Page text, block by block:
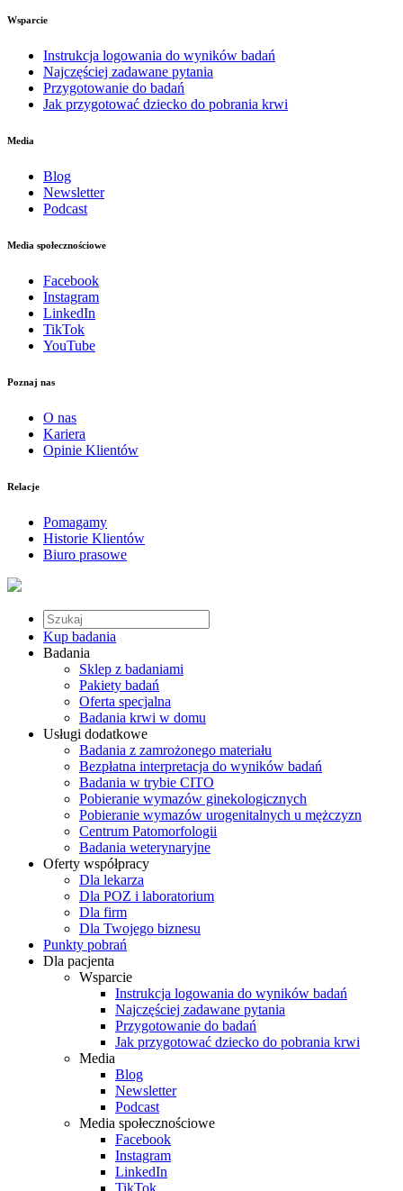
Wsparcie
Instrukcja logowania do wyników badań
Najczęściej zadawane pytania
Przygotowanie do badań
Jak przygotować dziecko do pobrania krwi
Media
Blog
Newsletter
Podcast
Media społecznościowe
Facebook
Instagram
LinkedIn
TikTok
YouTube
Poznaj nas
O nas
Kariera
Opinie Klientów
Relacje
Pomagamy
Historie Klientów
Biuro prasowe
Kup badania
Badania
Sklep z badaniami
Pakiety badań
Oferta specjalna
Badania krwi w domu
Usługi dodatkowe
Badania z zamrożonego materiału
Bezpłatna interpretacja do wyników badań
Badania w trybie CITO
Pobieranie wymazów ginekologicznych
Pobieranie wymazów urogenitalnych u mężczyzn
Centrum Patomorfologii
Badania weterynaryjne
Oferty współpracy
Dla lekarza
Dla POZ i laboratorium
Dla firm
Dla Twojego biznesu
Punkty pobrań
Dla pacjenta
Wsparcie
Instrukcja logowania do wyników badań
Najczęściej zadawane pytania
Przygotowanie do badań
Jak przygotować dziecko do pobrania krwi
Media
Blog
Newsletter
Podcast
Media społecznościowe
Facebook
Instagram
LinkedIn
TikTok